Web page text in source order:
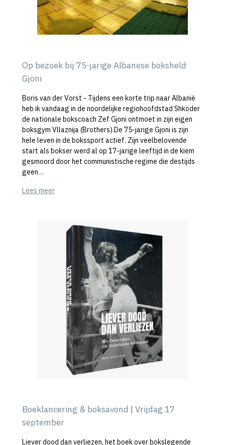
Op bezoek bij 75-jarige Albanese boksheld
Gjoni
Boris van der Vorst - Tijdens een korte trip naar Albanië
heb ik vandaag in de noordelijke regiohoofdstad Shköder
de nationale bokscoach Zef Gjoni ontmoet in zijn eigen
boksgym Vllaznija (Brothers).De 75-jarige Gjoni is zijn
hele leven in de bokssport actief. Zijn veelbelovende
start als bokser werd al op 17-jarige leeftijd in de kiem
gesmoord door het communistische regime die destijds
geen…
Lees meer
Boeklancering & boksavond | Vrijdag 17
september
Liever dood dan verliezen, het boek over bokslegende